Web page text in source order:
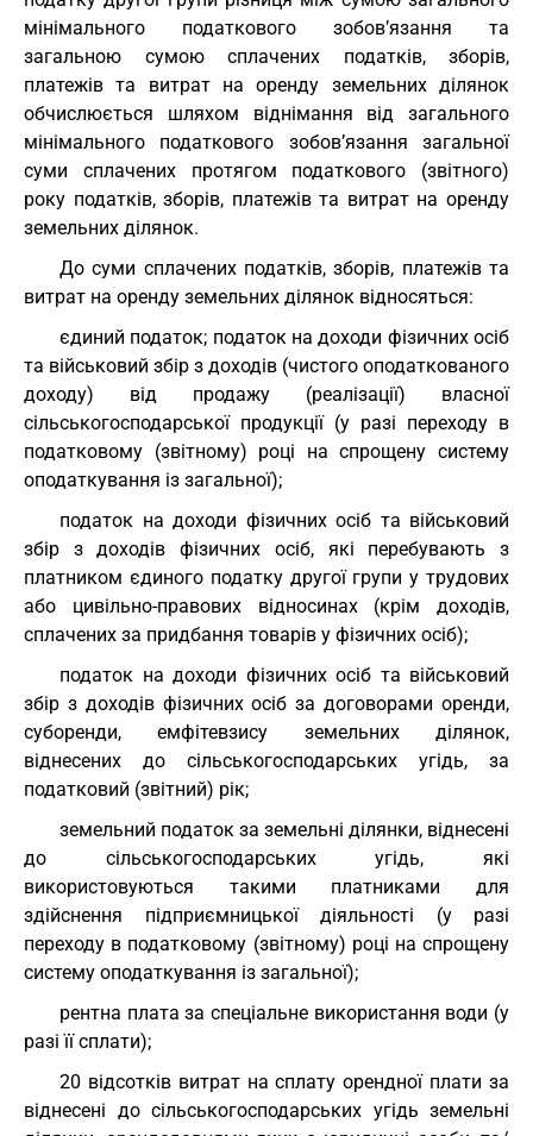
мінімального податкового зобов’язання та
загальною сумою сплачених податків, зборів,
платежів та витрат на оренду земельних ділянок
обчислюється шляхом віднімання від загального
мінімального податкового зобов’язання загальної
суми сплачених протягом податкового (звітного)
року податків, зборів, платежів та витрат на оренду
земельних ділянок.
До суми сплачених податків, зборів, платежів та
витрат на оренду земельних ділянок відносяться:
єдиний податок; податок на доходи фізичних осіб
та військовий збір з доходів (чистого оподаткованого
доходу) від продажу (реалізації) власної
сільськогосподарської продукції (у разі переходу в
податковому (звітному) році на спрощену систему
оподаткування із загальної);
податок на доходи фізичних осіб та військовий
збір з доходів фізичних осіб, які перебувають з
платником єдиного податку другої групи у трудових
або цивільно-правових відносинах (крім доходів,
сплачених за придбання товарів у фізичних осіб);
податок на доходи фізичних осіб та військовий
збір з доходів фізичних осіб за договорами оренди,
суборенди, емфітевзису земельних ділянок,
віднесених до сільськогосподарських угідь, за
податковий (звітний) рік;
земельний податок за земельні ділянки, віднесені
до сільськогосподарських угідь, які
використовуються такими платниками для
здійснення підприємницької діяльності (у разі
переходу в податковому (звітному) році на спрощену
систему оподаткування із загальної);
рентна плата за спеціальне використання води (у
разі її сплати);
20 відсотків витрат на сплату орендної плати за
віднесені до сільськогосподарських угідь земельні